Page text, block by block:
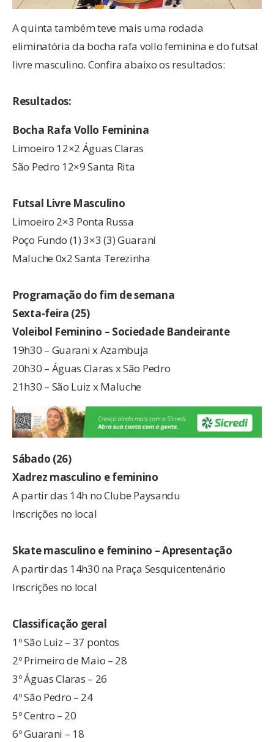
A quinta também teve mais uma rodada
eliminatória da bocha rafa vollo feminina e do futsal
livre masculino. Confira abaixo os resultados:
Resultados:
Bocha Rafa Vollo Feminina
Limoeiro 12×2 Águas Claras
São Pedro 12×9 Santa Rita
Futsal Livre Masculino
Limoeiro 2×3 Ponta Russa
Poço Fundo (1) 3×3 (3) Guarani
Maluche 0x2 Santa Terezinha
Programação do fim de semana
Sexta-feira (25)
Voleibol Feminino – Sociedade Bandeirante
19h30 – Guarani x Azambuja
20h30 – Águas Claras x São Pedro
21h30 – São Luiz x Maluche
Sábado (26)
Xadrez masculino e feminino
A partir das 14h no Clube Paysandu
Inscrições no local
Skate masculino e feminino – Apresentação
A partir das 14h30 na Praça Sesquicentenário
Inscrições no local
Classificação geral
1º São Luiz – 37 pontos
2º Primeiro de Maio – 28
3º Águas Claras – 26
4º São Pedro – 24
5º Centro – 20
6º Guarani – 18